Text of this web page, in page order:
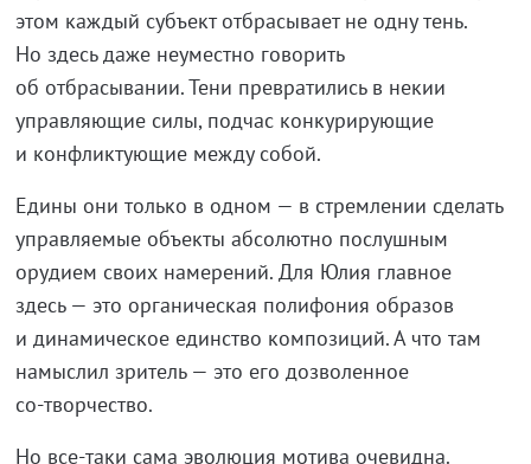
этом каждый субъект отбрасывает не одну тень.
Но здесь даже неуместно говорить
об отбрасывании. Тени превратились в некии
управляющие силы, подчас конкурирующие
и конфликтующие между собой.
Едины они только в одном — в стремлении сделать
управляемые объекты абсолютно послушным
орудием своих намерений. Для Юлия главное
здесь — это органическая полифония образов
и динамическое единство композиций. А что там
намыслил зритель — это его дозволенное
со-творчество.
Но все-таки сама эволюция мотива очевидна.